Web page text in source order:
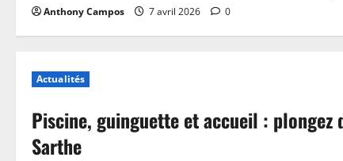
Anthony Campos 7 avril 2026 0
Actualités
Piscine, guinguette et accueil : plongez
Sarthe